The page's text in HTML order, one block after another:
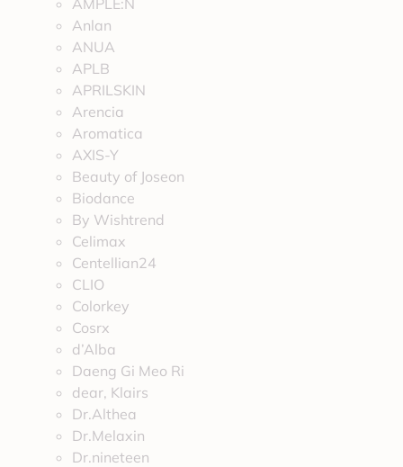
AMPLE:N
Anlan
ANUA
APLB
APRILSKIN
Arencia
Aromatica
AXIS-Y
Beauty of Joseon
Biodance
By Wishtrend
Celimax
Centellian24
CLIO
Colorkey
Cosrx
d’Alba
Daeng Gi Meo Ri
dear, Klairs
Dr.Althea
Dr.Melaxin
Dr.nineteen